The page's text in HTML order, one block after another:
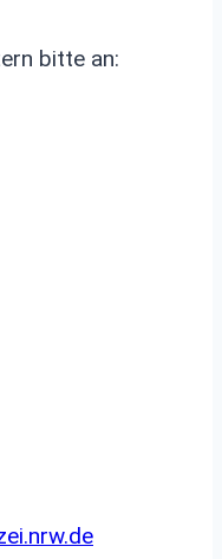
bitte an: